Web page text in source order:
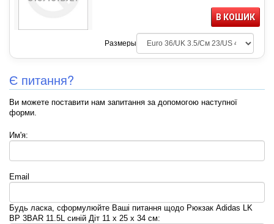
В КОШИК
Размеры
Є питання?
Ви можете поставити нам запитання за допомогою наступної
форми.
Им'я:
Email
Будь ласка, сформулюйте Ваші питання щодо Рюкзак Adidas LK
BP 3BAR 11.5L синій Діт 11 x 25 x 34 см: